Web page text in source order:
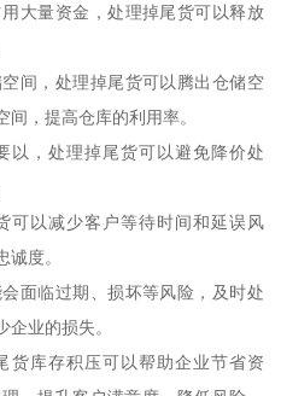
大量资金，处理掉尾货可以释放
间，处理掉尾货可以腾出仓储空
，提高仓库的利用率。
以，处理掉尾货可以避免降价处
可以减少客户等待时间和延误风
度。
面临过期、损坏等风险，及时处
业的损失。
货库存积压可以帮助企业节省资